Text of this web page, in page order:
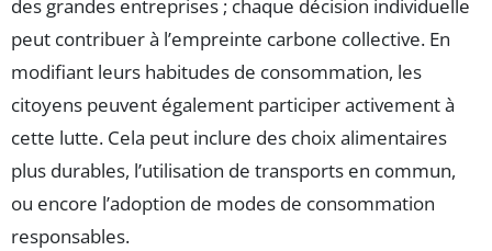
des grandes entreprises ; chaque décision individuelle
peut contribuer à l’empreinte carbone collective. En
modifiant leurs habitudes de consommation, les
citoyens peuvent également participer activement à
cette lutte. Cela peut inclure des choix alimentaires
plus durables, l’utilisation de transports en commun,
ou encore l’adoption de modes de consommation
responsables.